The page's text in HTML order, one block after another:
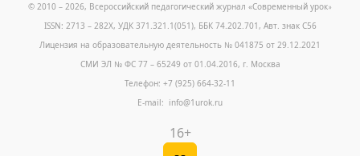
© 2010 – 2026, Всероссийский педагогический журнал «Современный урок»
ISSN: 2713 – 282X, УДК 371.321.1(051), ББК 74.202.701, Авт. знак С56
Лицензия на образовательную деятельность № 041875 от 29.12.2021
СМИ ЭЛ № ФС 77 – 65249 от 01.04.2016, г. Москва
Телефон: +7 (925) 664-32-11
E-mail: info@1urok.ru
16+